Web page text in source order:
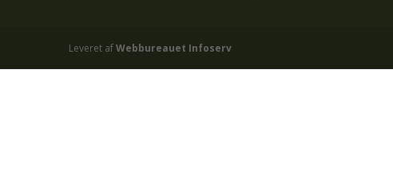
Leveret afWebbureauet Infoserv